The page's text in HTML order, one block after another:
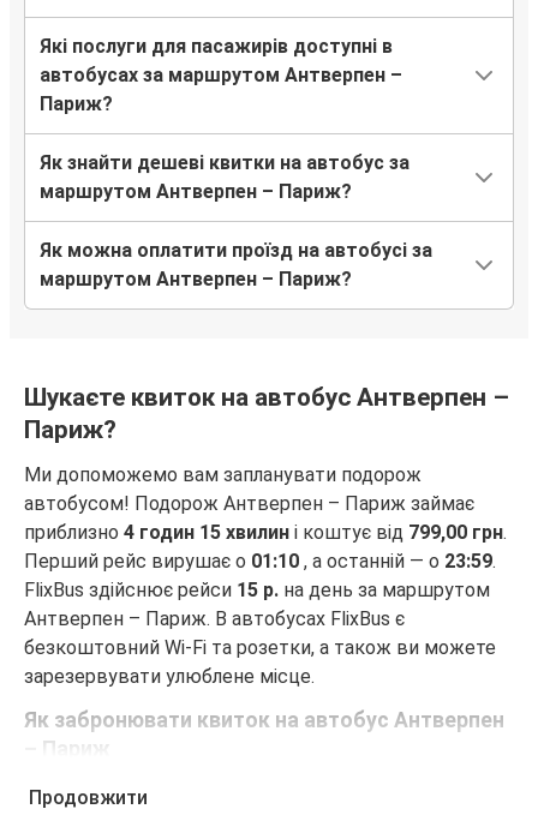
Які послуги для пасажирів доступні в
автобусах за маршрутом Антверпен –
Париж?
Як знайти дешеві квитки на автобус за
маршрутом Антверпен – Париж?
Як можна оплатити проїзд на автобусі за
маршрутом Антверпен – Париж?
Шукаєте квиток на автобус Антверпен –
Париж?
Ми допоможемо вам запланувати подорож
автобусом! Подорож Антверпен – Париж займає
приблизно 4 годин 15 хвилин і коштує від 799,00 грн.
Перший рейс вирушає о 01:10 , а останній — о 23:59.
FlixBus здійснює рейси 15 р. на день за маршрутом
Антверпен – Париж. В автобусах FlixBus є
безкоштовний Wi-Fi та розетки, а також ви можете
зарезервувати улюблене місце.
Як забронювати квиток на автобус Антверпен
– Париж
Забронювати квиток FlixBus — це неймовірно просто.
Продовжити